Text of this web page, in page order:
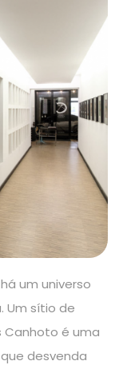
um universo
Um sítio de
Canhoto é uma
desvenda